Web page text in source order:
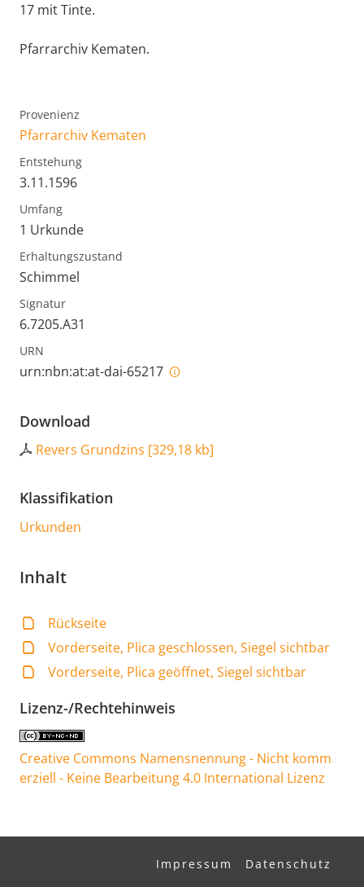
17 mit Tinte.
Pfarrarchiv Kematen.
Provenienz
Pfarrarchiv Kematen
Entstehung
3.11.1596
Umfang
1 Urkunde
Erhaltungszustand
Schimmel
Signatur
6.7205.A31
URN
urn:nbn:at:at-dai-65217
Download
Revers Grundzins [329,18 kb]
Klassifikation
Urkunden
Inhalt
Rückseite
Vorderseite, Plica geschlossen, Siegel sichtbar
Vorderseite, Plica geöffnet, Siegel sichtbar
Lizenz-/Rechtehinweis
Creative Commons Namensnennung - Nicht komm
erziell - Keine Bearbeitung 4.0 International Lizenz
Impressum Datenschutz